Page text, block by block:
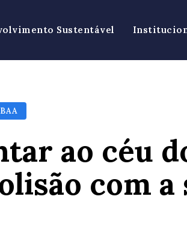
Sustentável
ao céu
com a